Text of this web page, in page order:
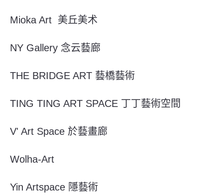
Mioka Art 美丘美术
NY Gallery 念云藝廊
THE BRIDGE ART 藝橋藝術
TING TING ART SPACE 丁丁藝術空間
V' Art Space 於藝畫廊
Wolha-Art
Yin Artspace 隱藝術